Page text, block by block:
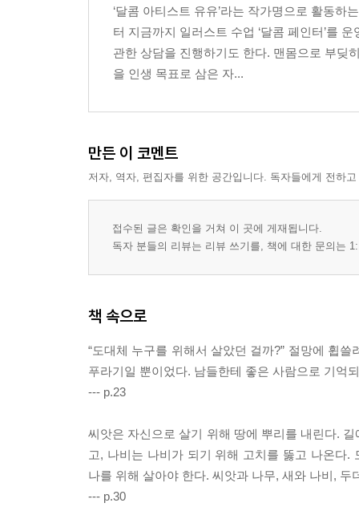
‘달콤 아티스트 유유’라는 작가명으로 활동
터 지금까지 일러스트 수업 ‘달콤 페인터’를
관한 상담을 진행하기도 한다. 맨몸으로 부딪
을 인생 목표로 삼은 자...
만든 이 코멘트
저자, 역자, 편집자를 위한 공간입니다. 독자들에게 전하
접수된 글은 확인을 거쳐 이 곳에 게재됩니다.
독자 분들의 리뷰는 리뷰 쓰기를, 책에 대한 문의는
책 속으로
“도대체 누구를 위해서 살았던 걸까?” 절망에 휩
푸라기일 뿐이었다. 남들한테 좋은 사람으로 기
--- p.23
씨앗은 자신으로 살기 위해 땅에 뿌리를 내린다.
고, 나비는 나비가 되기 위해 고치를 뚫고 나온다.
나를 위해 살아야 한다. 씨앗과 나무, 새와 나비,
--- p.30